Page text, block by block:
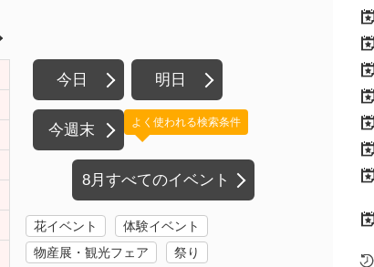
今日 明日
今週末
8月すべてのイベント
よく使われる検索条件
花イベント
体験イベント
物産展・観光フェア
祭り